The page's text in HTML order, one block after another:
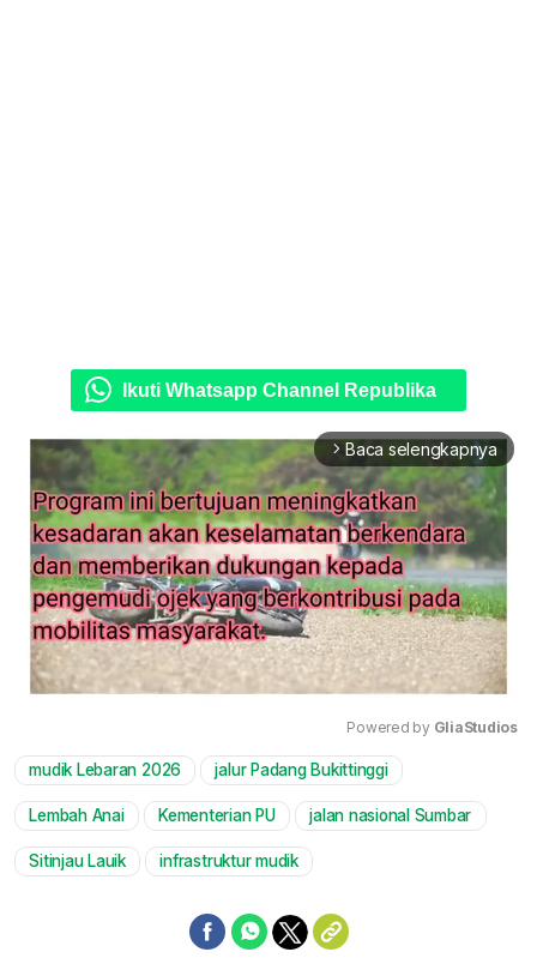
Ikuti Whatsapp Channel Republika
arrow_forward_ios Baca selengkapnya
Powered by GliaStudios
mudik Lebaran 2026 jalur Padang Bukittinggi
Lembah Anai Kementerian PU jalan nasional Sumbar
Sitinjau Lauik infrastruktur mudik